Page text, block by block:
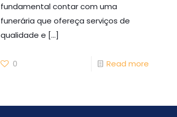
fundamental contar com uma
funerária que ofereça serviços de
qualidade e […]
0 Read more